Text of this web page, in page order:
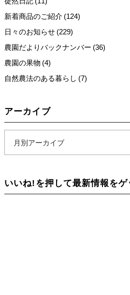
新着商品のご紹介 (124)
日々のお知らせ (229)
農園だよりバックナンバー (36)
農園の果物 (4)
自然農法のある暮らし (7)
アーカイブ
いいね!を押して最新情報をゲ